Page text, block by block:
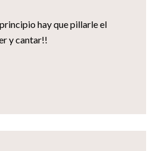
hay que pillarle el
y cantar!!